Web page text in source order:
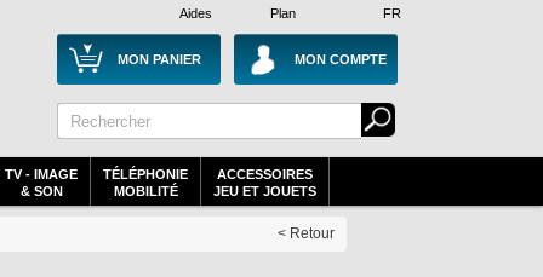
Plan
Aides FR
MON PANIER MON COMPTE
TV - IMAGE
& SON
TÉLÉPHONIE
MOBILITÉ
ACCESSOIRES
JEU ET JOUETS
< Retour